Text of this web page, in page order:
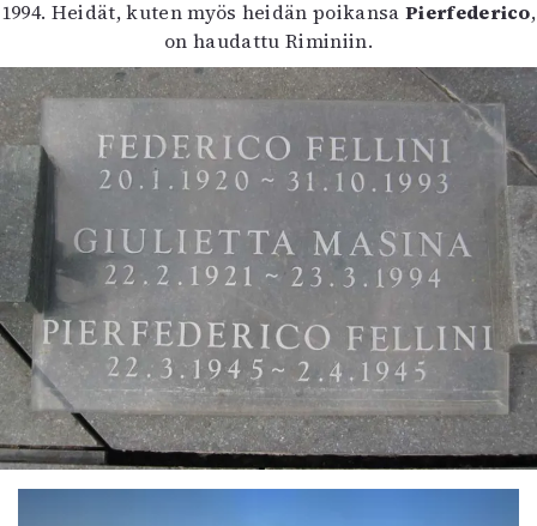
1994. Heidät, kuten myös heidän poikansa Pierfederico,
on haudattu Riminiin.